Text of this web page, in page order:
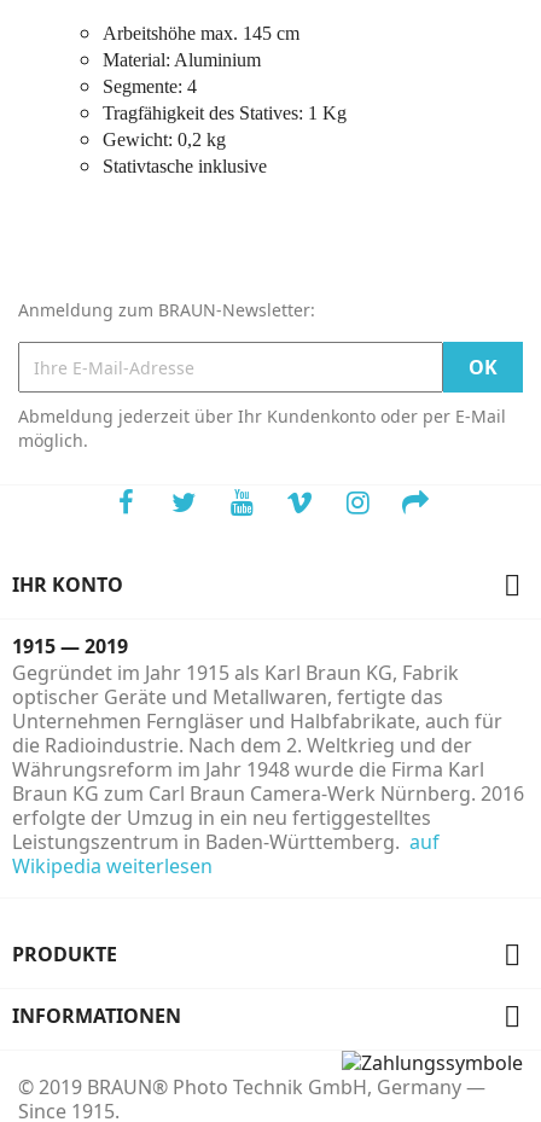
Arbeitshöhe max. 145 cm
Material: Aluminium
Segmente: 4
Tragfähigkeit des Statives: 1 Kg
Gewicht: 0,2 kg
Stativtasche inklusive
Anmeldung zum BRAUN-Newsletter:
Abmeldung jederzeit über Ihr Kundenkonto oder per E-Mail
möglich.
IHR KONTO 
1915 — 2019
Gegründet im Jahr 1915 als Karl Braun KG, Fabrik
optischer Geräte und Metallwaren, fertigte das
Unternehmen Ferngläser und Halbfabrikate, auch für
die Radioindustrie. Nach dem 2. Weltkrieg und der
Währungsreform im Jahr 1948 wurde die Firma Karl
Braun KG zum Carl Braun Camera-Werk Nürnberg. 2016
erfolgte der Umzug in ein neu fertiggestelltes
Leistungszentrum in Baden-Württemberg. auf
Wikipedia weiterlesen
PRODUKTE 
INFORMATIONEN 
© 2019 BRAUN® Photo Technik GmbH, Germany —
Since 1915.